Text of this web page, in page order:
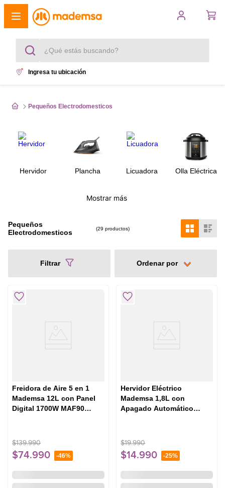
¿Qué estás buscando?
1. cocina 4 platos
3. refrigerador
4. secadora
cocina 5 platos
Ingresa tu ubicación
Pequeños Electrodomesticos
Hervidor Plancha Licuadora Olla Eléctrica
Mostrar más
Pequeños
Electrodomesticos
29 productos
Filtrar
Freidora de Aire 5 en 1
Mademsa 12L con Panel
Digital 1700W MAF90
$139.990
$74.990 -46%
Hervidor Eléctrico
Mademsa 1,8L con
Apagado Automático
$19.990
$14.990 -25%